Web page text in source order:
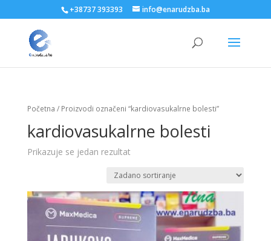
+38737 393393 info@enarudzba.ba
Početna / Proizvodi označeni “kardiovasukalrne bolesti”
kardiovasukalrne bolesti
Prikazuje se jedan rezultat